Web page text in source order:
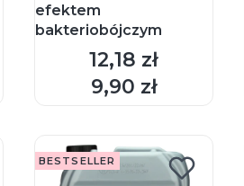
efektem
bakteriobójczym
Cena
12,18 zł
Cena
9,90 zł
DO KOSZYKA
BESTSELLER